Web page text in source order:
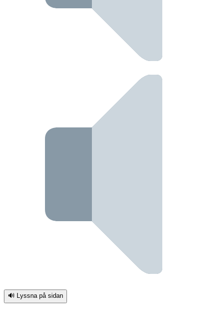
🔊 Lyssna på sidan